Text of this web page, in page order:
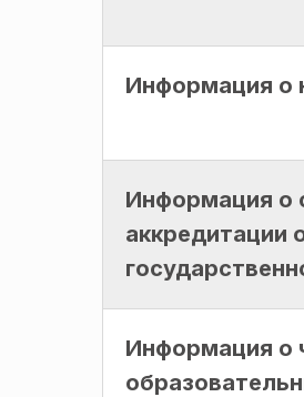
Информация о
Информация о
аккредитации
Информация о